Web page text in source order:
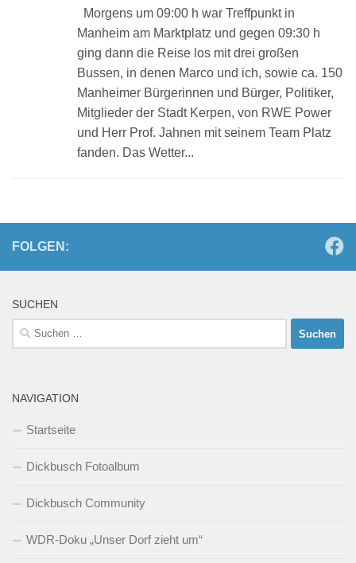
Morgens um 09:00 h war Treffpunkt in
Manheim am Marktplatz und gegen 09:30 h
ging dann die Reise los mit drei großen
Bussen, in denen Marco und ich, sowie ca. 150
Manheimer Bürgerinnen und Bürger, Politiker,
Mitglieder der Stadt Kerpen, von RWE Power
und Herr Prof. Jahnen mit seinem Team Platz
fanden. Das Wetter...
FOLGEN:
SUCHEN
Suchen
nach:
NAVIGATION
Startseite
Dickbusch Fotoalbum
Dickbusch Community
WDR-Doku „Unser Dorf zieht um“